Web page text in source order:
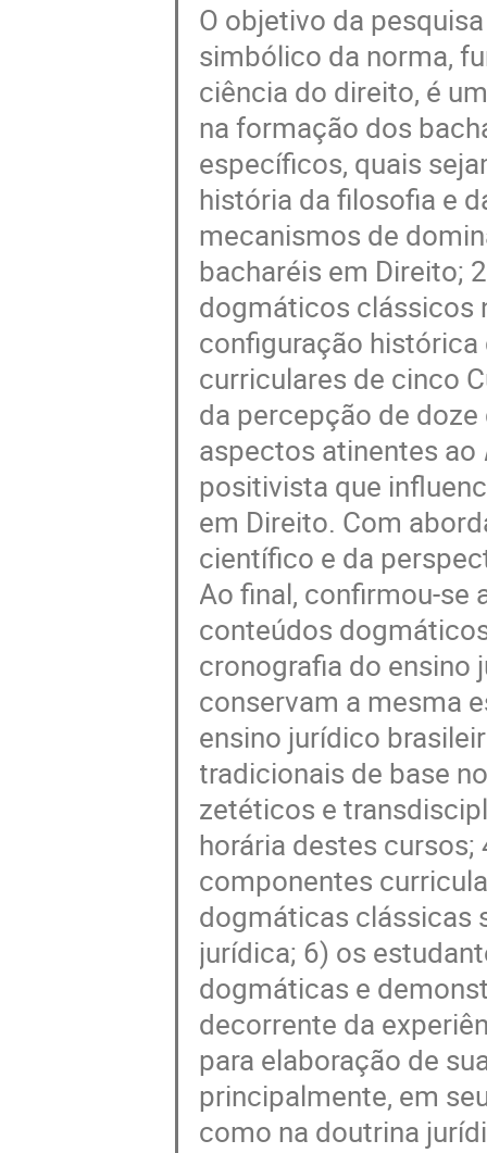
O objetivo da
simbólico da norma,
ciência do direito, é
na formação dos
específicos, quais
história da filosofia e
mecanismos de
bacharéis em Direito;
dogmáticos clássicos
configuração
curriculares de cinco
da percepção de
aspectos atinentes ao
positivista que
em Direito. Com
científico e da
Ao final, confirmou-se
conteúdos
cronografia do ensino
conservam a mesma
ensino jurídico
tradicionais de base
zetéticos e
horária destes
componentes
dogmáticas clássicas
jurídica; 6) os
dogmáticas e
decorrente da
para elaboração de
principalmente, em
como na doutrina